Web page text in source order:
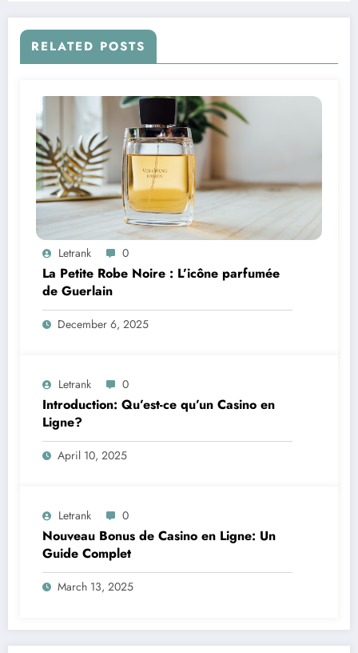
RELATED POSTS
Letrank 0
La Petite Robe Noire : L’icône parfumée
de Guerlain
December 6, 2025
Letrank 0
Introduction: Qu’est-ce qu’un Casino en
Ligne?
April 10, 2025
Letrank 0
Nouveau Bonus de Casino en Ligne: Un
Guide Complet
March 13, 2025